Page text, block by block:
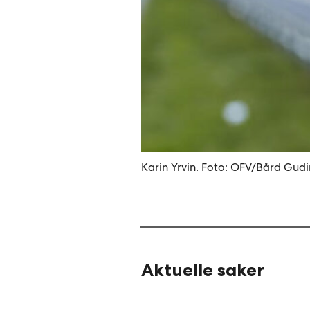
Karin Yrvin. Foto: OFV/Bård
Aktuelle saker